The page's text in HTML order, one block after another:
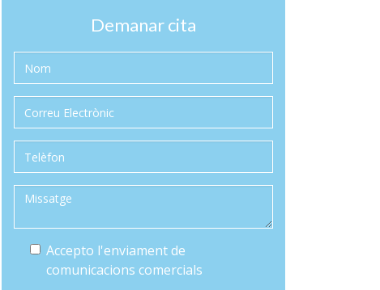
Demanar cita
Accepto l'enviament de
comunicacions comercials